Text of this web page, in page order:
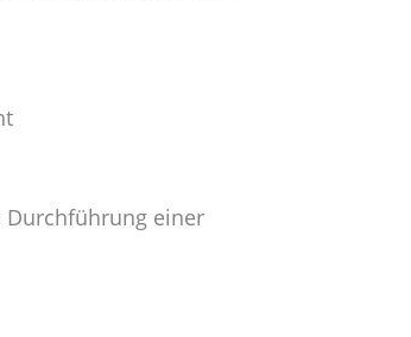
Durchführung einer